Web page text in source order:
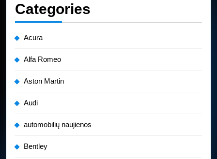
Categories
Acura
Alfa Romeo
Aston Martin
Audi
automobilių naujienos
Bentley